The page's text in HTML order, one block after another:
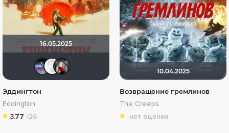
16.05.2025
Доктор Верховцев
Equitable
Мышь Белая
Эддингтон
Eddington
3.77 /26
10.04.2025
Возвращение гремлинов
The Creeps
нет оценки